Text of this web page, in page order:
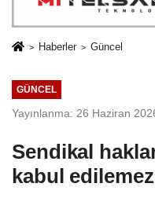
Haberler Güncel
GÜNCEL
Yayınlanma: 26 Haziran
Sendikal
kabul edilemez